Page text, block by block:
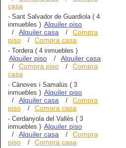
casa
- Sant Salvador de Guardiola ( 4
inmuebles ) Alquiler piso
/ Alquiler casa /
Compra
piso
/ Compra casa
- Tordera ( 4 inmuebles )
Alquiler piso / Alquiler casa
/ Compra piso /
Compra
casa
- Cànoves i Samalús ( 3
inmuebles ) Alquiler piso
/ Alquiler casa /
Compra
piso
/ Compra casa
- Cerdanyola del Vallès ( 3
inmuebles ) Alquiler piso
/ Alquiler casa /
Compra
piso
/ Compra casa